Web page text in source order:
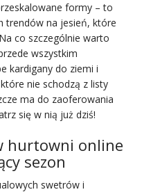
formy – to
trendów na jesień, które
co szczególnie warto
wszystkim
kardigany do ziemi i
nie schodzą z listy
ma do zaoferowania
się w nią już dziś!
hurtowni online
sezon
swetrów i